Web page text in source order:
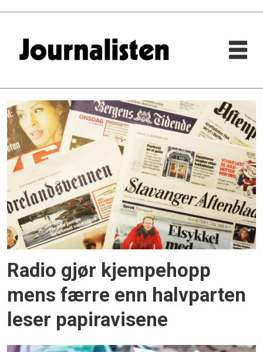
Tag:
mediebarometer
Radio gjør kjempehopp
mens færre enn halvparten
leser papiravisene